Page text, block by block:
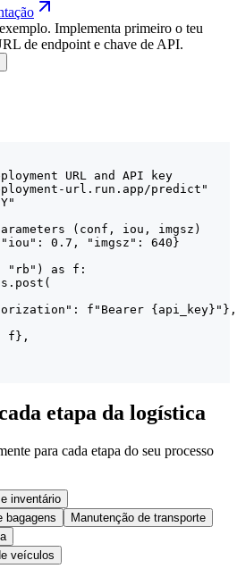
Implementa primeiro o teu
de endpoint e chave de API.
URL and API key
url.run.app/predict"
(conf, iou, imgsz)
0.7, "imgsz": 640}
"rb") as f:
f"Bearer {api_key}"},
f},
etapa da logística
para cada etapa do seu processo
inventário
bagagens
Manutenção de transporte
veículos